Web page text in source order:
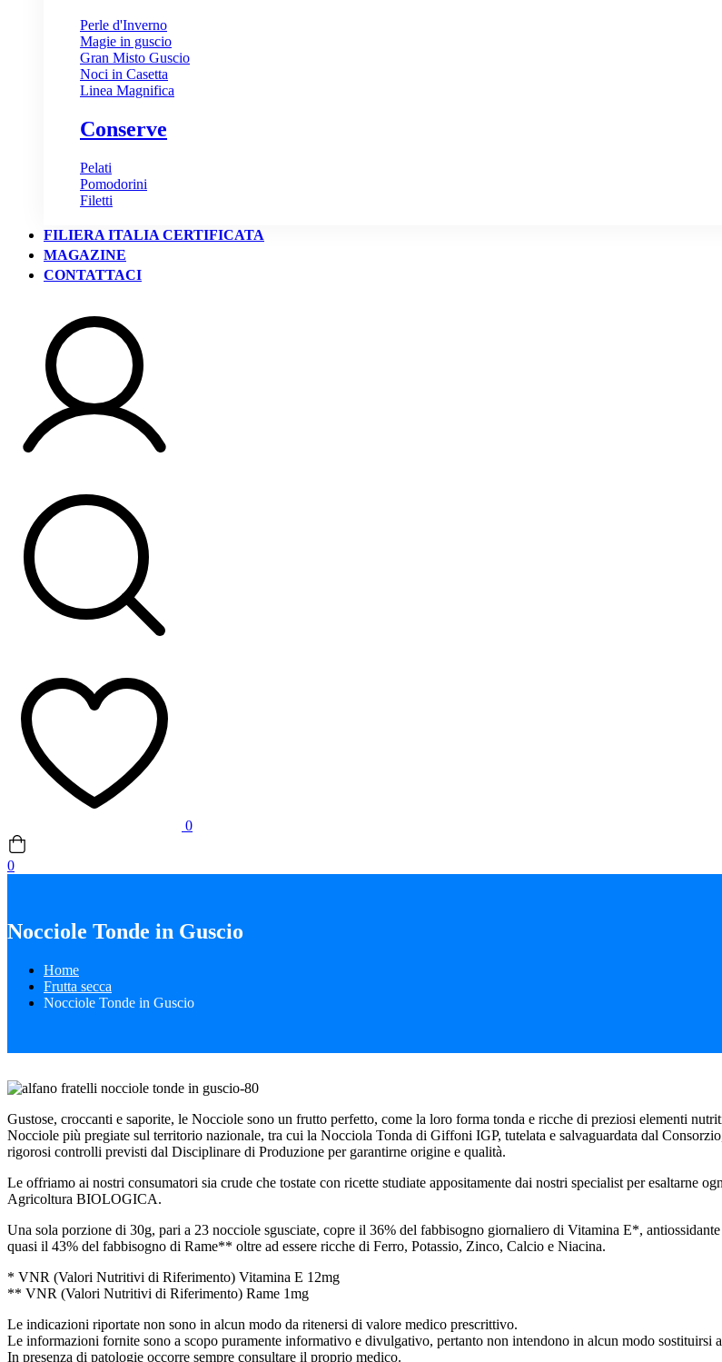
Perle d'Inverno
Magie in guscio
Gran Misto Guscio
Noci in Casetta
Linea Magnifica
Conserve
Pelati
Pomodorini
Filetti
FILIERA ITALIA CERTIFICATA
MAGAZINE
CONTATTACI
0
0
Nocciole Tonde in Guscio
Home
Frutta secca
Nocciole Tonde in Guscio
Gustose, croccanti e saporite, le Nocciole sono un frutto perfetto, come la loro forma tonda e ricche di preziosi elementi
Nocciole più pregiate sul territorio nazionale, tra cui la Nocciola Tonda di Giffoni IGP, tutelata e salvaguardata dal
rigorosi controlli previsti dal Disciplinare di Produzione per garantirne origine e qualità.
Le offriamo ai nostri consumatori sia crude che tostate con ricette studiate appositamente dai nostri specialist per esaltarne
Agricoltura BIOLOGICA.
Una sola porzione di 30g, pari a 23 nocciole sgusciate, copre il 36% del fabbisogno giornaliero di Vitamina E*,
quasi il 43% del fabbisogno di Rame** oltre ad essere ricche di Ferro, Potassio, Zinco, Calcio e Niacina.
* VNR (Valori Nutritivi di Riferimento) Vitamina E 12mg
** VNR (Valori Nutritivi di Riferimento) Rame 1mg
Le indicazioni riportate non sono in alcun modo da ritenersi di valore medico prescrittivo.
Le informazioni fornite sono a scopo puramente informativo e divulgativo, pertanto non intendono in alcun modo sostituirsi
In presenza di patologie occorre sempre consultare il proprio medico.